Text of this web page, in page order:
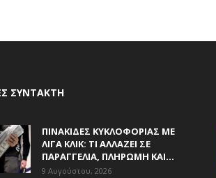
ΣΥΝΤΆΚΤΗ
ΠΙΝΑΚΊΔΕΣ ΚΥΚΛΟΦΟΡΊΑΣ ΜΕ
ΛΊΓΑ ΚΛΙΚ: ΤΙ ΑΛΛΆΖΕΙ ΣΕ
ΠΑΡΑΓΓΕΛΊΑ, ΠΛΗΡΩΜΉ ΚΑΙ...
9 Αυγούστου, 2026